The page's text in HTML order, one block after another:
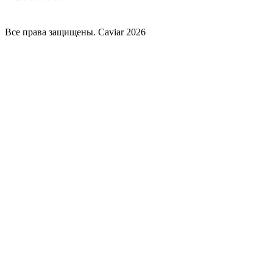
Все права защищены. Caviar 2026